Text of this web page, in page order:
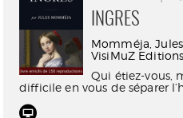
INGRES
Momméja,
VisiMuZ
Qui étiez-vous,
difficile en vous de séparer